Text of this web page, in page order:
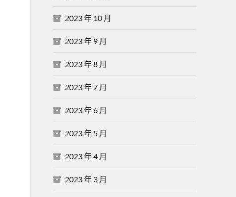
2023 年 10 月
2023 年 9 月
2023 年 8 月
2023 年 7 月
2023 年 6 月
2023 年 5 月
2023 年 4 月
2023 年 3 月